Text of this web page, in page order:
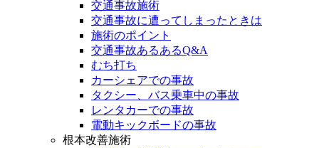
交通事故施術
交通事故に遭ってしまったときは
施術のポイント
交通事故あるあるQ&A
むち打ち
カーシェアでの事故
タクシー、バス乗車中の事故
レンタカーでの事故
電動キックボードの事故
根本改善施術